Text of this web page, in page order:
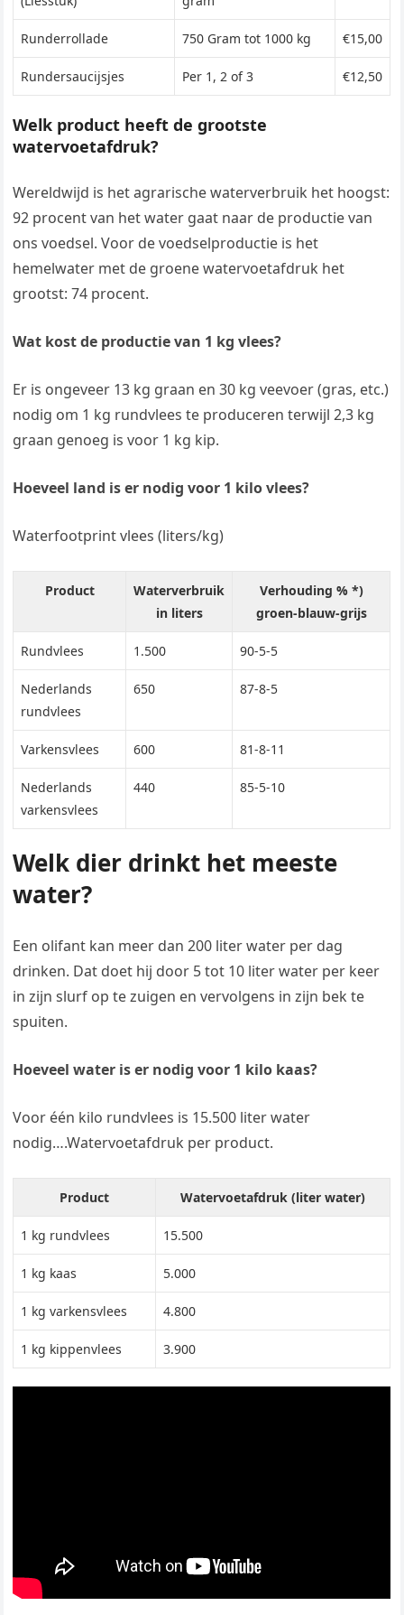
Runderrollade 750 Gram tot 1000 kg €15,00
Rundersaucijsjes Per 1, 2 of 3 €12,50
Welk product heeft de grootste
watervoetafdruk?
Wereldwijd is het agrarische waterverbruik het hoogst:
92 procent van het water gaat naar de productie van
ons voedsel. Voor de voedselproductie is het
hemelwater met de groene watervoetafdruk het
grootst: 74 procent.
Wat kost de productie van 1 kg vlees?
Er is ongeveer 13 kg graan en 30 kg veevoer (gras, etc.)
nodig om 1 kg rundvlees te produceren terwijl 2,3 kg
graan genoeg is voor 1 kg kip.
Hoeveel land is er nodig voor 1 kilo vlees?
Waterfootprint vlees (liters/kg)
Product
Waterverbruik
in liters
Verhouding % *)
groen-blauw-grijs
Rundvlees 1.500 90-5-5
Nederlands
rundvlees
650 87-8-5
Varkensvlees 600 81-8-11
Nederlands
varkensvlees
440 85-5-10
Welk dier drinkt het meeste
water?
Een olifant kan meer dan 200 liter water per dag
drinken. Dat doet hij door 5 tot 10 liter water per keer
in zijn slurf op te zuigen en vervolgens in zijn bek te
spuiten.
Hoeveel water is er nodig voor 1 kilo kaas?
Voor één kilo rundvlees is 15.500 liter water
nodig….Watervoetafdruk per product.
Product Watervoetafdruk (liter water)
1 kg rundvlees 15.500
1 kg kaas 5.000
1 kg varkensvlees 4.800
1 kg kippenvlees 3.900